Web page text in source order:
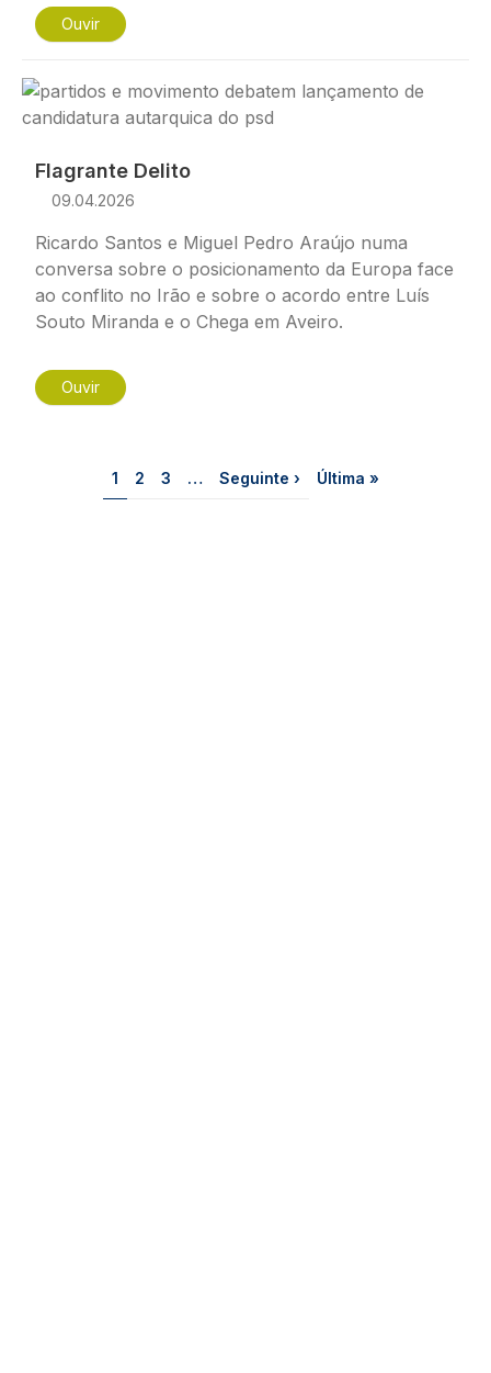
Ouvir
Imagem
Flagrante Delito
09.04.2026
Ricardo Santos e Miguel Pedro Araújo numa
conversa sobre o posicionamento da Europa face
ao conflito no Irão e sobre o acordo entre Luís
Souto Miranda e o Chega em Aveiro.
Ouvir
Página
1 Página
2 Página
3 … Próxima página
Seguinte › Última página
Última »